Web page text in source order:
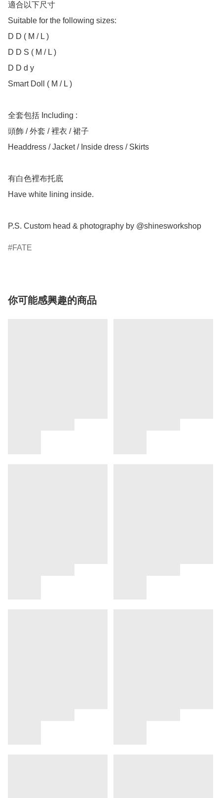
適合以下尺寸
Suitable for the following sizes:
D D ( M / L )
D D S ( M / L )
D D d y
Smart Doll ( M / L )
全套包括 Including :
頭飾 / 外套 / 裡衣 / 裙子
Headdress / Jacket / Inside dress / Skirts
有白色裡布托底
Have white lining inside.
P.S. Custom head & photography by @shinesworkshop
FATE
你可能感興趣的商品